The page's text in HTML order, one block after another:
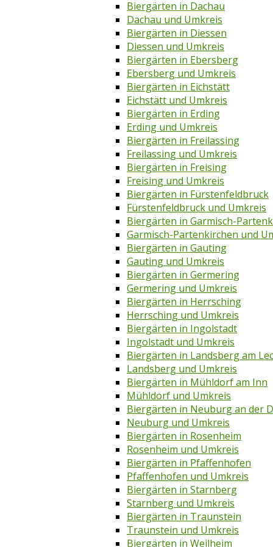
Biergärten in Dachau
Dachau und Umkreis
Biergärten in Diessen
Diessen und Umkreis
Biergärten in Ebersberg
Ebersberg und Umkreis
Biergärten in Eichstätt
Eichstätt und Umkreis
Biergärten in Erding
Erding und Umkreis
Biergärten in Freilassing
Freilassing und Umkreis
Biergärten in Freising
Freising und Umkreis
Biergärten in Fürstenfeldbruck
Fürstenfeldbruck und Umkreis
Biergärten in Garmisch-
Garmisch-Partenkirchen und
Biergärten in Gauting
Gauting und Umkreis
Biergärten in Germering
Germering und Umkreis
Biergärten in Herrsching
Herrsching und Umkreis
Biergärten in Ingolstadt
Ingolstadt und Umkreis
Biergärten in Landsberg am
Landsberg und Umkreis
Biergärten in Mühldorf am Inn
Mühldorf und Umkreis
Biergärten in Neuburg an der
Neuburg und Umkreis
Biergärten in Rosenheim
Rosenheim und Umkreis
Biergärten in Pfaffenhofen
Pfaffenhofen und Umkreis
Biergärten in Starnberg
Starnberg und Umkreis
Biergärten in Traunstein
Traunstein und Umkreis
Biergärten in Weilheim